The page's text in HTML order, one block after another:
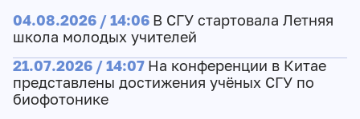
04.08.2026 / 14:06 В СГУ стартовала Летняя
школа молодых учителей
21.07.2026 / 14:07 На конференции в Китае
представлены достижения учёных СГУ по
биофотонике